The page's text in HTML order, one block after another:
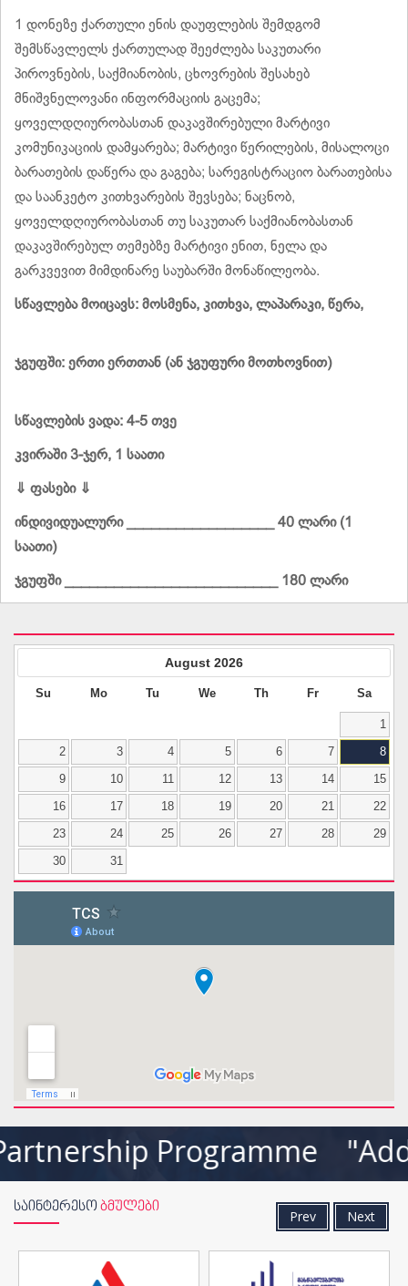
1 დონეზე ქართული ენის დაუფლების შემდგომ
შემსწავლელს ქართულად შეეძლება საკუთარი
პიროვნების, საქმიანობის, ცხოვრების შესახებ
მნიშვნელოვანი ინფორმაციის გაცემა;
ყოველდღიურობასთან დაკავშირებული მარტივი
კომუნიკაციის დამყარება; მარტივი წერილების, მისალოცი
ბარათების დაწერა და გაგება; სარეგისტრაციო ბარათებისა
და საანკეტო კითხვარების შევსება; ნაცნობ,
ყოველდღიურობასთან თუ საკუთარ საქმიანობასთან
დაკავშირებულ თემებზე მარტივი ენით, ნელა და
გარკვევით მიმდინარე საუბარში მონაწილეობა.
სწავლება მოიცავს: მოსმენა, კითხვა, ლაპარაკი, წერა,
ჯგუფში: ერთი ერთთან (ან ჯგუფური მოთხოვნით)
სწავლების ვადა: 4-5 თვე
კვირაში 3-ჯერ, 1 საათი
⇓ ფასები ⇓
ინდივიდუალური __________________ 40 ლარი (1
საათი)
ჯგუფში __________________________ 180 ლარი
August 2026
Su Mo Tu We Th Fr Sa
1
2 3 4 5 6 7 8
9 10 11 12 13 14 15
16 17 18 19 20 21 22
23 24 25 26 27 28 29
30 31
Programme
ᲡᲐᲘᲜᲢᲔᲠᲔᲡᲝ ᲑᲛᲣᲚᲔᲑᲘ
Prev Next